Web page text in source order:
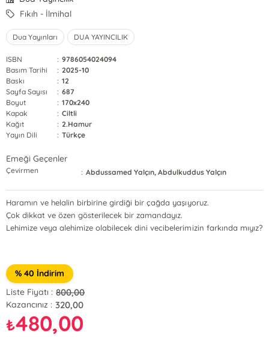
Fıkıh - İlmihal
Dua Yayınları DUA YAYINCILIK
ISBN : 9786054024094
Basım Tarihi
: 2025-10
Baskı
: 12
Sayfa Sayısı
: 687
Boyut
: 170x240
Kapak
: Ciltli
Kağıt
: 2.Hamur
Yayın Dili
: Türkçe
Emeği Geçenler
Çevirmen : Abdussamed Yalçın, Abdulkuddus Yalçın
Haramın ve helalin birbirine girdiği bir çağda yaşıyoruz.
Çok dikkat ve özen gösterilecek bir zamandayız.
Lehimize veya alehimize olabilecek dini vecibelerimizin farkında mıyız?
% 40 İndirim
Liste Fiyatı : 800,00
Kazancınız : 320,00
₺480,00